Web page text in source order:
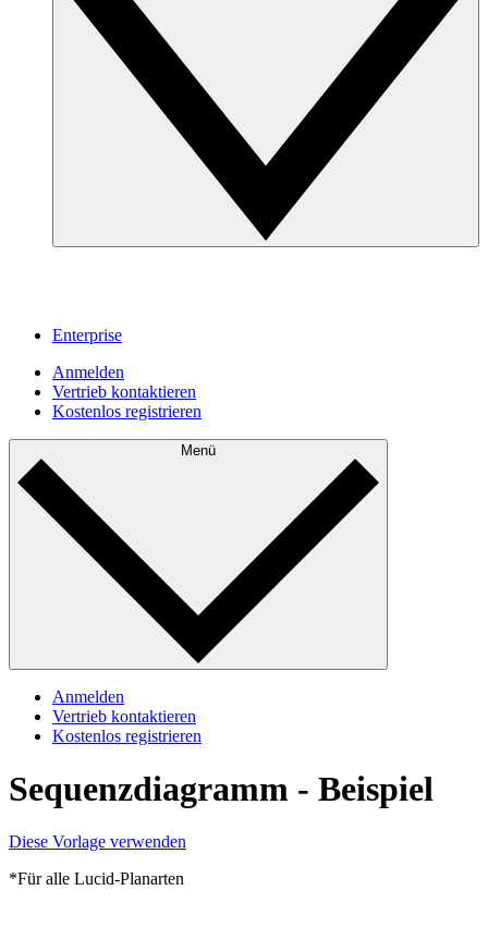
Enterprise
Anmelden
Vertrieb kontaktieren
Kostenlos registrieren
Menü
Anmelden
Vertrieb kontaktieren
Kostenlos registrieren
Sequenzdiagramm - Beispiel
Diese Vorlage verwenden
*Für alle Lucid-Planarten